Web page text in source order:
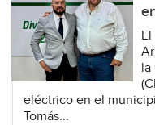
la
eléctrico en el
Tomás...